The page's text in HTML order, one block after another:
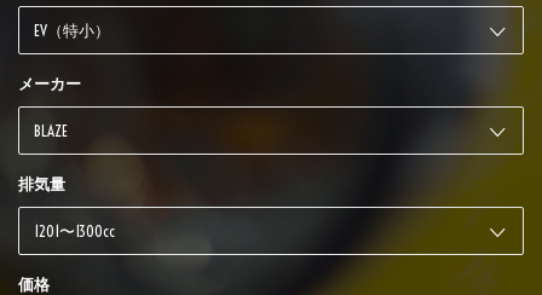
メーカー
排気量
価格